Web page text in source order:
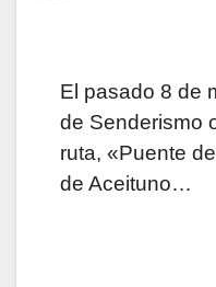
El pasado 8 de
de Senderismo
ruta, «Puente
de Aceituno…